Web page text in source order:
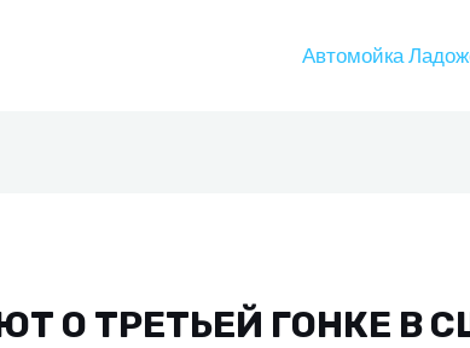
Автомойка
О ТРЕТЬЕЙ ГОНКЕ В